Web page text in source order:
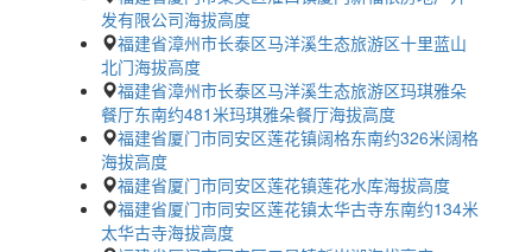
发有限公司海拔高度
福建省漳州市长泰区马洋溪生态旅游区十里蓝山
北门海拔高度
福建省漳州市长泰区马洋溪生态旅游区玛琪雅朵
餐厅东南约481米玛琪雅朵餐厅海拔高度
福建省厦门市同安区莲花镇阔格东南约326米阔格
海拔高度
福建省厦门市同安区莲花镇莲花水库海拔高度
福建省厦门市同安区莲花镇太华古寺东南约134米
太华古寺海拔高度